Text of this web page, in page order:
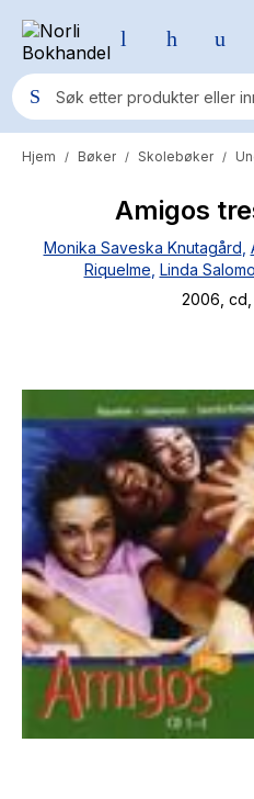
Populære søk
Pokemon
One piece
Fury Bound - Sable
Hitster
Hypopressiv trening
The Housemaid
Hjem / Bøker / Skolebøker /
Amigos
Monika Saveska Knutagård
Riquelme Linda
2006 , cd